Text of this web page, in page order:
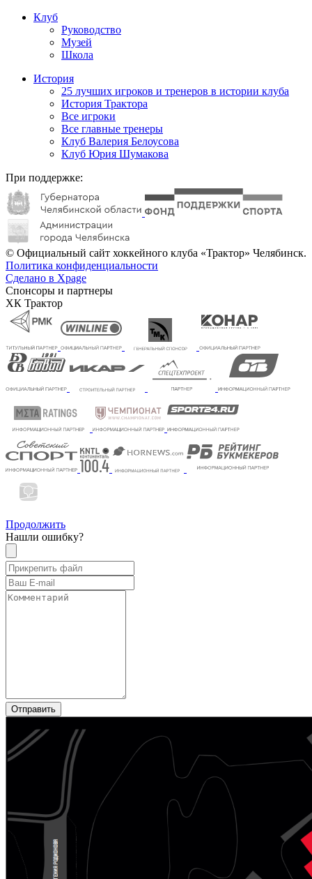
Клуб
Руководство
Музей
Школа
История
25 лучших игроков и тренеров в истории клуба
История Трактора
Все игроки
Все главные тренеры
Клуб Валерия Белоусова
Клуб Юрия Шумакова
При поддержке:
© Официальный сайт хоккейного клуба «Трактор» Челябинск.
Политика конфиденциальности
Сделано в Xpage
Спонсоры и партнеры
ХК Трактор
Продолжить
Нашли ошибку?